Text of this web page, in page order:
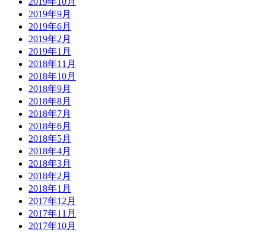
2019年9月
2019年6月
2019年2月
2019年1月
2018年11月
2018年10月
2018年9月
2018年8月
2018年7月
2018年6月
2018年5月
2018年4月
2018年3月
2018年2月
2018年1月
2017年12月
2017年11月
2017年10月